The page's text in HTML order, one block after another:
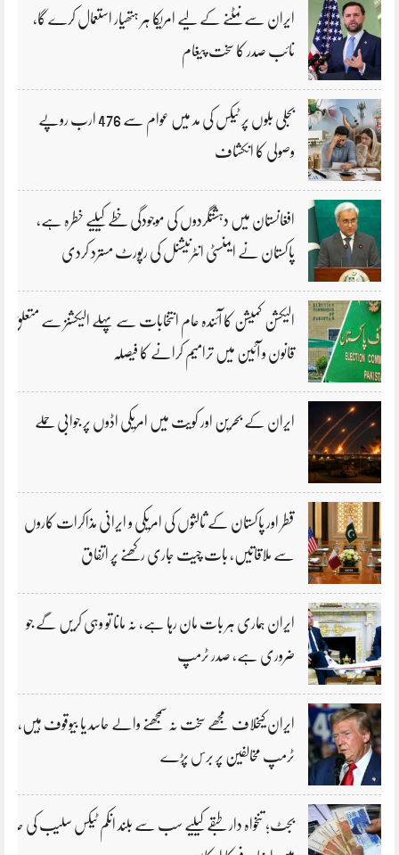
ایران سے نمٹنے کے لیے امریکا ہر ہتھیار استعمال کرے گا،
نائب صدر کا سخت پیغام
بجلی بلوں پر ٹیکس کی مد میں عوام سے 476 ارب روپے
وصولی کا انکشاف
افغانستان میں دہشتگردوں کی موجودگی خطے کیلیے خطرہ ہے،
پاکستان نے ایمنسٹی انٹرنیشنل کی رپورٹ مسترد کردی
الیکشن کمیشن کا آئندہ عام انتخابات سے پہلے الیکشنز سے متعلق
قانون و آئین میں ترامیم کرانے کا فیصلہ
ایران کے بحرین اور کویت میں امریکی اڈوں پر جوابی حملے
قطر اور پاکستان کے ثالثوں کی امریکی و ایرانی مذاکرات کاروں
سے ملاقاتیں، بات چیت جاری رکھنے پر اتفاق
ایران ہماری ہر بات مان رہا ہے، نہ مانا تو وہی کریں گے جو
ضروری ہے، صدر ٹرمپ
ایران کیخلاف مجھے سخت نہ سمجھنے والے حاسد یا بیوقوف ہیں،
ٹرمپ مخالفین پر برس پڑے
بجٹ؛ تنخواہ دار طبقے کیلیے سب سے بلند انکم ٹیکس سلیب کی حد